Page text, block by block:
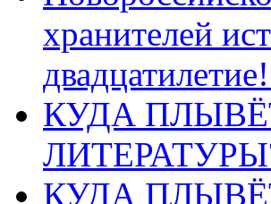
хранителей
КУДА
КУДА